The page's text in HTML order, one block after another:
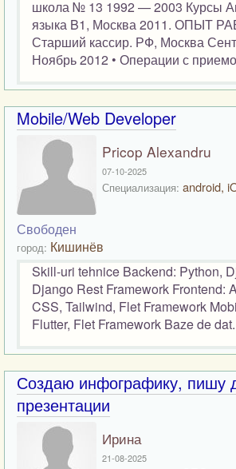
школа № 13 1992 — 2003 Курсы
языка B1, Москва 2011. ОПЫТ
Старший кассир. РФ, Москва
Ноябрь 2012 • Операции с
Mobile/Web Developer
Pricop Alexandru
07-10-2025
Специализация: android,
Свободен
город: Кишинёв
Skill-uri tehnice Backend: Python,
Django Rest Framework Frontend:
CSS, Tailwind, Flet Framework
Flutter, Flet Framework Baze de
Создаю инфографику, пишу
презентации
Ирина
21-08-2025